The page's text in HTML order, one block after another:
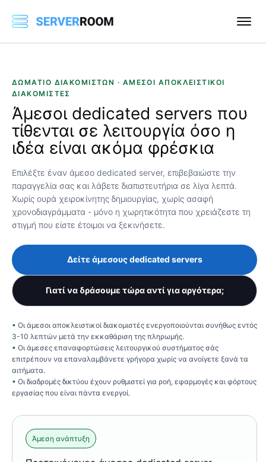
ΔΩΜΆΤΙΟ ΔΙΑΚΟΜΙΣΤΏΝ · ΆΜΕΣΟΙ ΑΠΟΚΛΕΙΣΤΙΚΟΊ
ΔΙΑΚΟΜΙΣΤΈΣ
Άμεσοιdedicated servers που
τίθενται σε λειτουργία όσο η
ιδέα είναι ακόμα φρέσκια
Επιλέξτε έναν άμεσο dedicated server, επιβεβαιώστε την
παραγγελία σας και λάβετε διαπιστευτήρια σε λίγα λεπτά.
Χωρίς ουρά χειροκίνητης δημιουργίας, χωρίς ασαφή
χρονοδιαγράμματα - μόνο η χωρητικότητα που χρειάζεστε τη
στιγμή που είστε έτοιμοι να ξεκινήσετε.
Δείτε άμεσους dedicated servers
Γιατί να δράσουμε τώρα αντί για αργότερα;
Οι άμεσοι αποκλειστικοί διακομιστές ενεργοποιούνται συνήθως εντός
3-10 λεπτών μετά την εκκαθάριση της πληρωμής.
Οι άμεσες επαναφορτώσεις λειτουργικού συστήματος σάς
επιτρέπουν να επαναλαμβάνετε γρήγορα χωρίς να ανοίγετε ξανά τα
αιτήματα.
Οι διαδρομές δικτύου έχουν ρυθμιστεί για ροή, εφαρμογές και φόρτους
εργασίας που είναι πάντα ενεργοί.
Άμεση ανάπτυξη